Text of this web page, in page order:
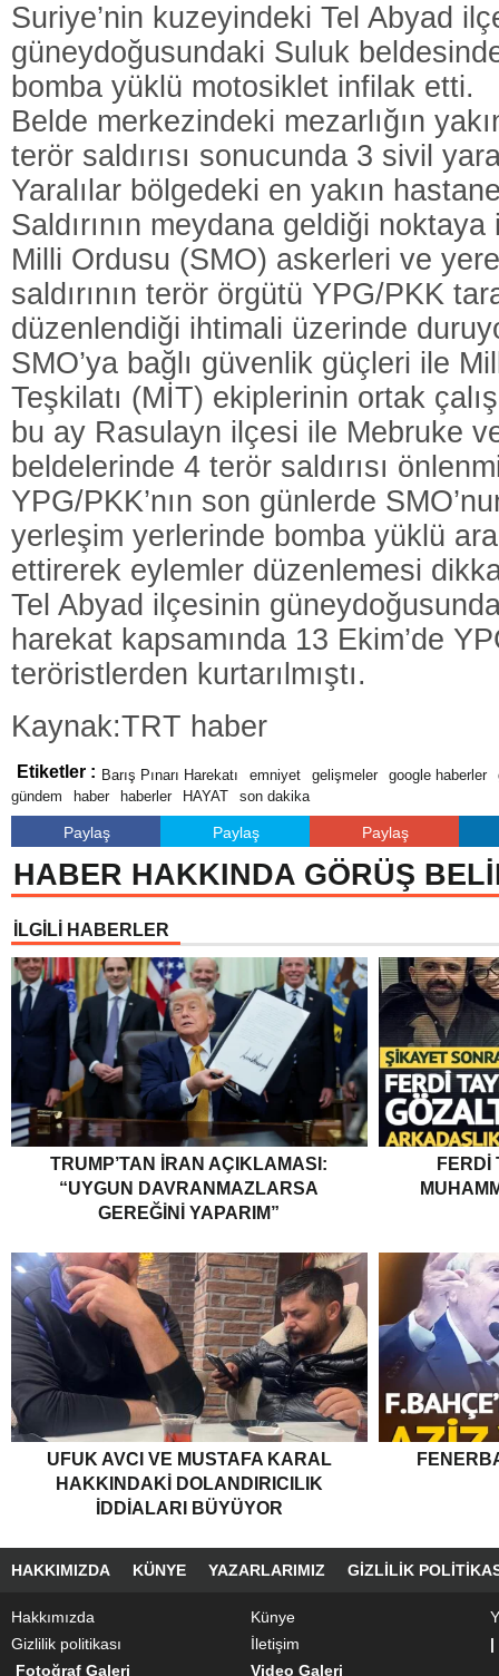
Suriye’nin kuzeyindeki Tel Abyad
güneydoğusundaki Suluk
bomba yüklü motosiklet infilak etti.
Belde merkezindeki mezarlığın
terör saldırısı sonucunda 3 sivil
Yaralılar bölgedeki en yakın
Saldırının meydana geldiği
Milli Ordusu (SMO) askerleri ve
saldırının terör örgütü YPG/PKK
düzenlendiği ihtimali üzerinde
SMO’ya bağlı güvenlik güçleri ile
Teşkilatı (MİT) ekiplerinin ortak
bu ay Rasulayn ilçesi ile Mebruke
beldelerinde 4 terör saldırısı
YPG/PKK’nın son günlerde
yerleşim yerlerinde bomba yüklü
ettirerek eylemler düzenlemesi
Tel Abyad ilçesinin
harekat kapsamında 13 Ekim’de
teröristlerden kurtarılmıştı.
Kaynak:TRT haber
Etiketler : Barış Pınarı Harekatı emniyet gelişmeler google haberler
gündem
haber haberler HAYAT son dakika
Paylaş Paylaş Paylaş
HABER HAKKINDA GÖRÜŞ
İLGİLİ HABERLER
TRUMP’TAN İRAN AÇIKLAMASI:
“UYGUN DAVRANMAZLARSA
GEREĞINI YAPARIM”
FERDI
UFUK AVCI VE MUSTAFA KARAL
HAKKINDAKI DOLANDIRICILIK
İDDIALARI BÜYÜYOR
HAKKIMIZDA KÜNYE YAZARLARIMIZ GIZLILIK
Hakkımızda Künye
Gizlilik politikası
İletişim
|
Fotoğraf Galeri
Video Galeri